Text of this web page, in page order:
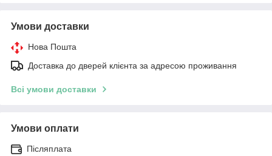
Умови доставки
Нова Пошта
Доставка до дверей клієнта за адресою проживання
Всі умови доставки
Умови оплати
Післяплата